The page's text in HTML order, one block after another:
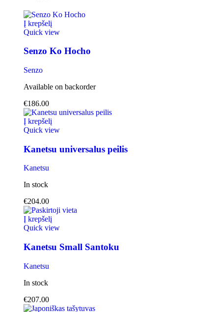
Į krepšelį
Quick view
Senzo Ko Hocho
Senzo
Available on backorder
€186.00
Į krepšelį
Quick view
Kanetsu universalus peilis
Kanetsu
In stock
€204.00
Į krepšelį
Quick view
Kanetsu Small Santoku
Kanetsu
In stock
€207.00